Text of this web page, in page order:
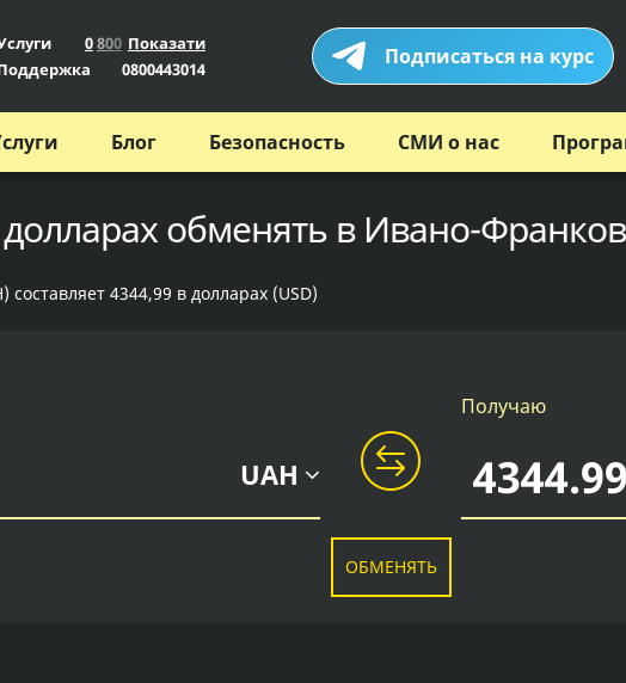
0800 Показати
0800443014 Подписаться на курс
Блог Безопасность СМИ о нас
обменять в Ивано-
4344,99 в долларах (USD)
UAH
Получаю
ОБМЕНЯТЬ